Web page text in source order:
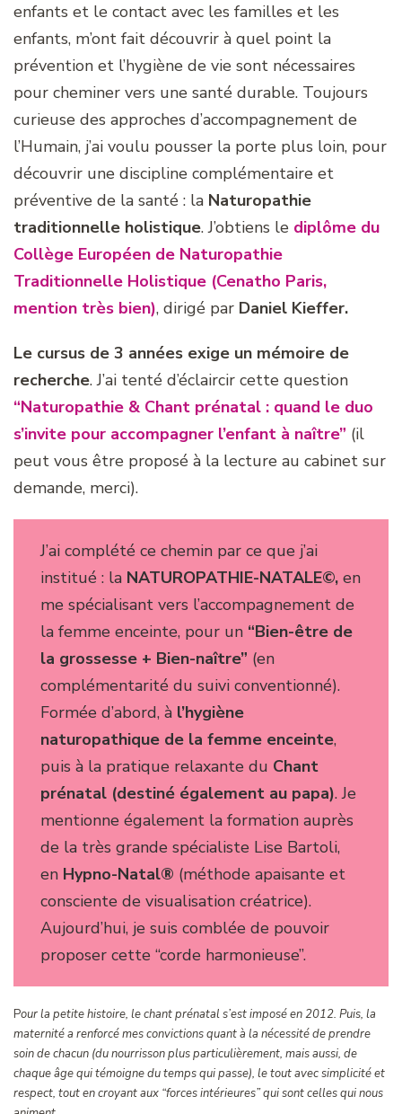
enfants et le contact avec les familles et les
enfants, m’ont fait découvrir à quel point la
prévention et l’hygiène de vie sont nécessaires
pour cheminer vers une santé durable. Toujours
curieuse des approches d’accompagnement de
l’Humain, j’ai voulu pousser la porte plus loin, pour
découvrir une discipline complémentaire et
préventive de la santé : la Naturopathie
traditionnelle holistique. J’obtiens le diplôme du
Collège Européen de Naturopathie
Traditionnelle Holistique (Cenatho Paris,
mention très bien), dirigé par Daniel Kieffer.
Le cursus de 3 années exige un mémoire de
recherche. J’ai tenté d’éclaircir cette question
“Naturopathie & Chant prénatal : quand le duo
s’invite pour accompagner l’enfant à naître” (il
peut vous être proposé à la lecture au cabinet sur
demande, merci).
J’ai complété ce chemin par ce que j’ai
institué : la NATUROPATHIE-NATALE©, en
me spécialisant vers l’accompagnement de
la femme enceinte, pour un “Bien-être de
la grossesse + Bien-naître” (en
complémentarité du suivi conventionné).
Formée d’abord, à l’hygiène
naturopathique de la femme enceinte,
puis à la pratique relaxante du Chant
prénatal (destiné également au papa). Je
mentionne également la formation auprès
de la très grande spécialiste Lise Bartoli,
en Hypno-Natal® (méthode apaisante et
consciente de visualisation créatrice).
Aujourd’hui, je suis comblée de pouvoir
proposer cette “corde harmonieuse”.
Pour la petite histoire, le chant prénatal s’est imposé en 2012. Puis, la
maternité a renforcé mes convictions quant à la nécessité de prendre
soin de chacun (du nourrisson plus particulièrement, mais aussi, de
chaque âge qui témoigne du temps qui passe), le tout avec simplicité et
respect, tout en croyant aux “forces intérieures” qui sont celles qui nous